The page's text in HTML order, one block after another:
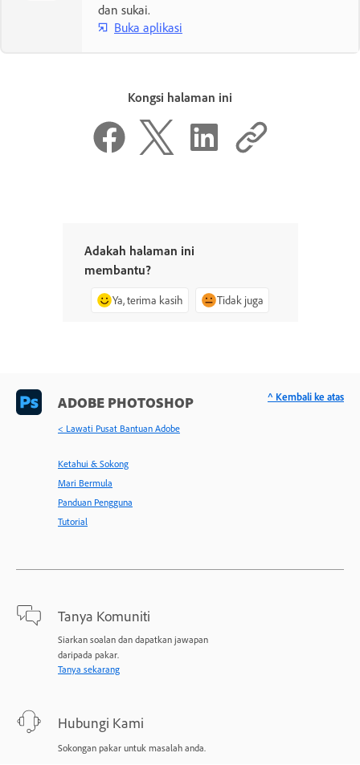
dan sukai.
Buka aplikasi
Kongsi halaman ini
Adakah halaman ini
membantu?
Ya, terima kasih Tidak juga
ADOBE PHOTOSHOP
< Lawati Pusat Bantuan Adobe
Ketahui & Sokong
Mari Bermula
Panduan Pengguna
Tutorial
Tanya Komuniti
Siarkan soalan dan dapatkan jawapan
daripada pakar.
Tanya sekarang
Hubungi Kami
Sokongan pakar untuk masalah anda.
^ Kembali ke atas